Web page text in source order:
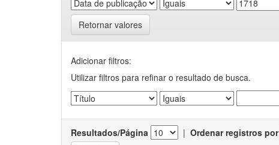
Retornar valores
Adicionar filtros:
Utilizar filtros para refinar o resultado de busca.
Resultados/Página | Ordenar registros por